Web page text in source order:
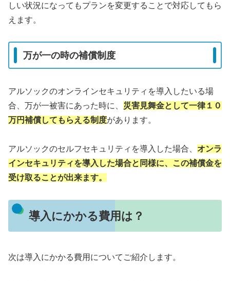
しい状況になってもプランを変更することで対応してもら
えます。
万が一の時の補償制度
アルソックのオンラインセキュリティを導入したいる場
合、万が一被害にあった時に、 災害見舞金として一律１０
万円補償してもらえる制度があります。
アルソックのセルフセキュリティを導入した場合、 オンラ
インセキュリティを導入した場合と同様に、この補償金を
受け取ることが出来ます。
導入にかかる費用は？
次は導入にかかる費用についてご紹介します。